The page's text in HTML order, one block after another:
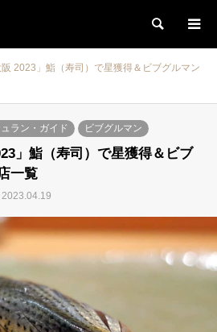
検索
阪 2023」鮨（寿司）で星獲得＆ビブグルマン
ュラン・ガイド ビブグルマン
」鮨（寿司）で星獲得＆ビブ
一覧